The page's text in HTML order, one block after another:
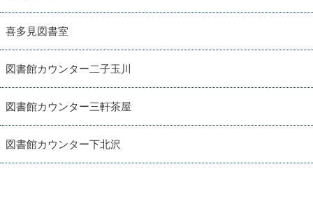
喜多見図書室
図書館カウンター二子玉川
図書館カウンター三軒茶屋
図書館カウンター下北沢